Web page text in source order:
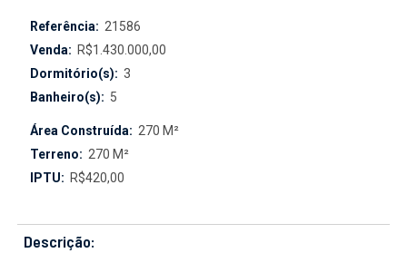
Referência: 21586
Venda: R$1.430.000,00
Dormitório(s): 3
Banheiro(s): 5
Área Construída: 270 M²
Terreno: 270 M²
IPTU: R$420,00
Descrição: